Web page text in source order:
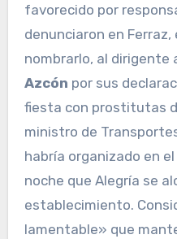
favorecido por
denunciaron en
nombrarlo, al dirigente
Azcón por sus
fiesta con prostitutas
ministro de
habría organizado en
noche que Alegría se
establecimiento.
lamentable» que